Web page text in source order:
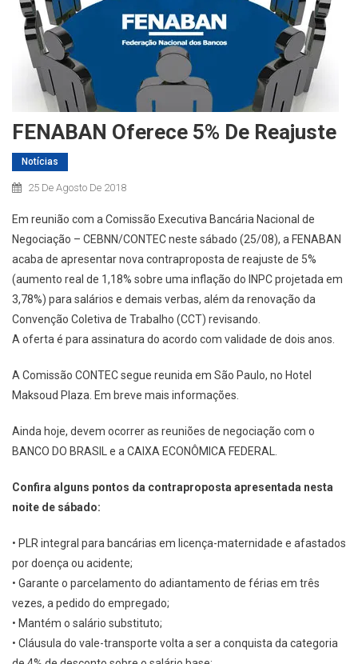
FENABAN Oferece 5% De Reajuste
Notícias
25 De Agosto De 2018
Em reunião com a Comissão Executiva Bancária Nacional de
Negociação – CEBNN/CONTEC neste sábado (25/08), a FENABAN
acaba de apresentar nova contraproposta de reajuste de 5%
(aumento real de 1,18% sobre uma inflação do INPC projetada em
3,78%) para salários e demais verbas, além da renovação da
Convenção Coletiva de Trabalho (CCT) revisando.
A oferta é para assinatura do acordo com validade de dois anos.
A Comissão CONTEC segue reunida em São Paulo, no Hotel
Maksoud Plaza. Em breve mais informações.
Ainda hoje, devem ocorrer as reuniões de negociação com o
BANCO DO BRASIL e a CAIXA ECONÔMICA FEDERAL.
Confira alguns pontos da contraproposta apresentada nesta
noite de sábado:
• PLR integral para bancárias em licença-maternidade e afastados
por doença ou acidente;
• Garante o parcelamento do adiantamento de férias em três
vezes, a pedido do empregado;
• Mantém o salário substituto;
• Cláusula do vale-transporte volta a ser a conquista da categoria